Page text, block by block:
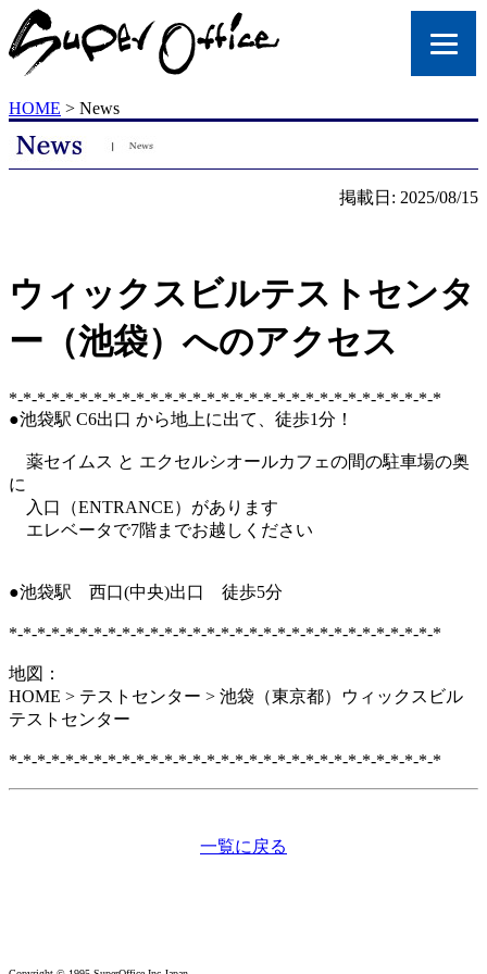
HOME > News
掲載日: 2025/08/15
ウィックスビルテストセンタ
ー（池袋）へのアクセス
*-*-*-*-*-*-*-*-*-*-*-*-*-*-*-*-*-*-*-*-*-*-*-*-*-*-*-*-*-*-*
●池袋駅 C6出口 から地上に出て、徒歩1分！
薬セイムス と エクセルシオールカフェの間の駐車場の奥
に
入口（ENTRANCE）があります
エレベータで7階までお越しください
●池袋駅 西口(中央)出口 徒歩5分
*-*-*-*-*-*-*-*-*-*-*-*-*-*-*-*-*-*-*-*-*-*-*-*-*-*-*-*-*-*-*
地図：
HOME > テストセンター > 池袋（東京都）ウィックスビル
テストセンター
*-*-*-*-*-*-*-*-*-*-*-*-*-*-*-*-*-*-*-*-*-*-*-*-*-*-*-*-*-*-*
一覧に戻る